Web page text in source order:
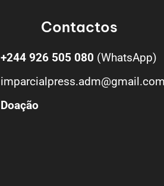
Contactos
+244 926 505 080 (WhatsApp)
imparcialpress.adm@gmail.com
Doação